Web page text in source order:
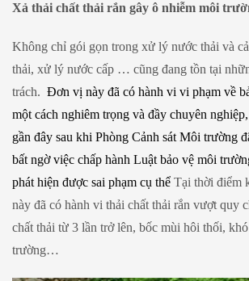
Xả thải chất thải rắn gây ô nhiễm môi
Không chỉ gói gọn trong xử lý nước thải và
thải, xử lý nước cấp … cũng đang tồn tại
trách. Đơn vị này đã có hành vi vi phạm về
một cách nghiêm trọng và đầy chuyên
gần đây sau khi Phòng Cảnh sát Môi trường
bất ngờ việc chấp hành Luật bảo vệ môi
phát hiện được sai phạm cụ thể Tại thời điểm
này đã có hành vi thải chất thải rắn vượt quy
chất thải từ 3 lần trở lên, bốc mùi hôi thối,
trường…